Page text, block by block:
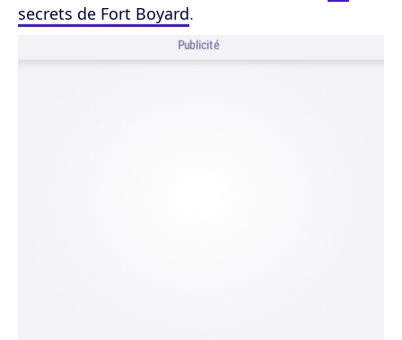
secrets de Fort Boyard.
Publicité